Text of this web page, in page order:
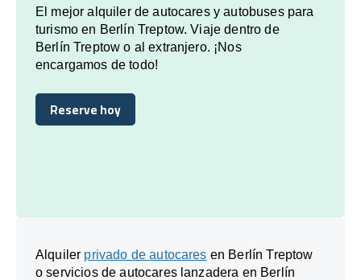
El mejor alquiler de autocares y autobuses para
turismo en Berlín Treptow. Viaje dentro de
Berlín Treptow o al extranjero. ¡Nos
encargamos de todo!
Reserve hoy
Reserve hoy
Alquiler privado de autocares en Berlín Treptow
o servicios de autocares lanzadera en Berlín